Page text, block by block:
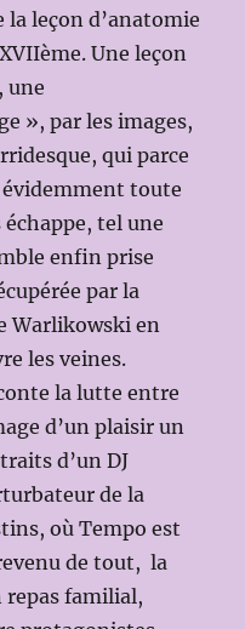
leçon d’anatomie
Une leçon
une
», par les images,
qui parce
évidemment toute
tel une
enfin prise
par la
Warlikowski en
les veines.
la lutte entre
d’un plaisir un
d’un DJ
de la
où Tempo est
de tout, la
repas familial,